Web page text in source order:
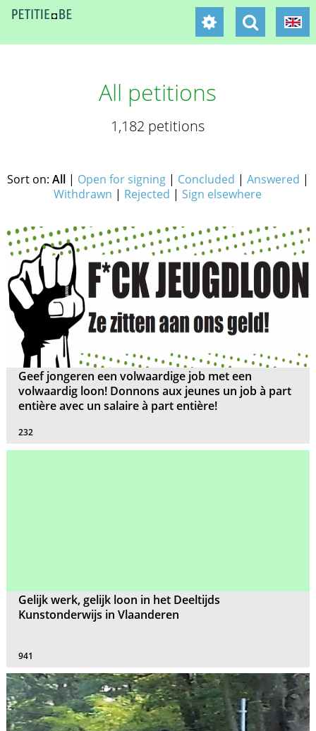
All petitions
1,182 petitions
Sort on: All| Open for signing| Concluded | Answered |
Withdrawn | Rejected |Sign elsewhere
Geef jongeren een volwaardige job met een
volwaardig loon! Donnons aux jeunes un job à part
entière avec un salaire à part entière!
232
Gelijk werk, gelijk loon in het Deeltijds
Kunstonderwijs in Vlaanderen
941